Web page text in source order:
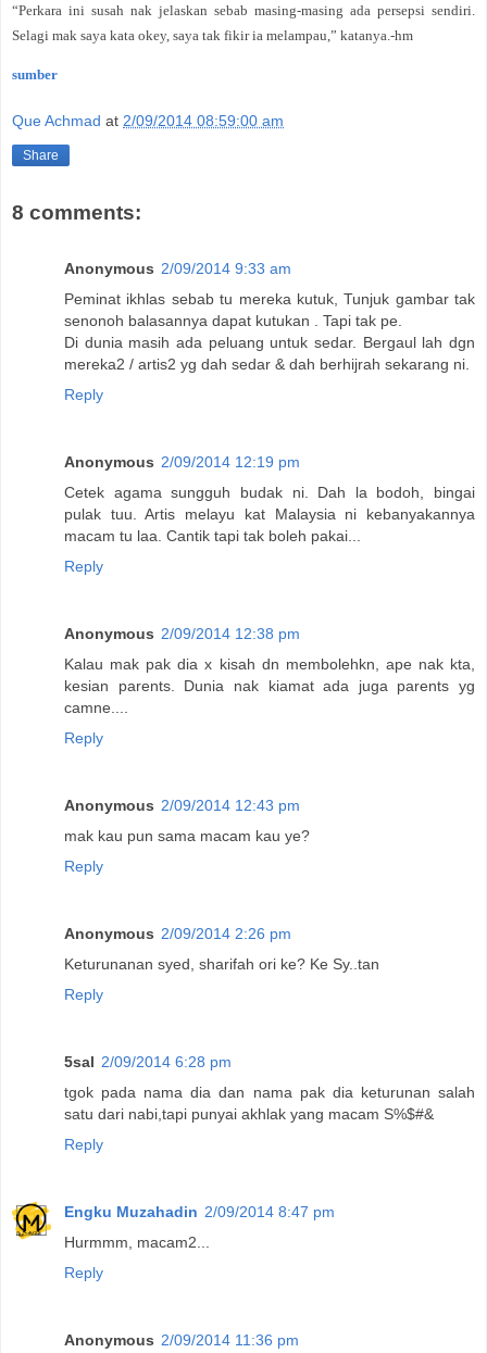
“Perkara ini susah nak jelaskan sebab masing-masing ada persepsi sendiri.
Selagi mak saya kata okey, saya tak fikir ia melampau,” katanya.-hm
sumber
Que Achmad at 2/09/2014 08:59:00 am
Share
8 comments:
Anonymous 2/09/2014 9:33 am
Peminat ikhlas sebab tu mereka kutuk, Tunjuk gambar tak
senonoh balasannya dapat kutukan . Tapi tak pe.
Di dunia masih ada peluang untuk sedar. Bergaul lah dgn
mereka2 / artis2 yg dah sedar & dah berhijrah sekarang ni.
Reply
Anonymous 2/09/2014 12:19 pm
Cetek agama sungguh budak ni. Dah la bodoh, bingai
pulak tuu. Artis melayu kat Malaysia ni kebanyakannya
macam tu laa. Cantik tapi tak boleh pakai...
Reply
Anonymous 2/09/2014 12:38 pm
Kalau mak pak dia x kisah dn membolehkn, ape nak kta,
kesian parents. Dunia nak kiamat ada juga parents yg
camne....
Reply
Anonymous 2/09/2014 12:43 pm
mak kau pun sama macam kau ye?
Reply
Anonymous 2/09/2014 2:26 pm
Keturunanan syed, sharifah ori ke? Ke Sy..tan
Reply
5sal 2/09/2014 6:28 pm
tgok pada nama dia dan nama pak dia keturunan salah
satu dari nabi,tapi punyai akhlak yang macam S%$#&
Reply
Engku Muzahadin 2/09/2014 8:47 pm
Hurmmm, macam2...
Reply
Anonymous 2/09/2014 11:36 pm